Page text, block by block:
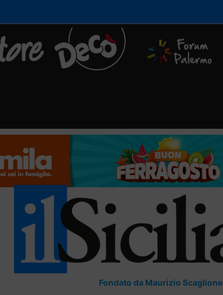
Fondato da Maurizio Scaglione